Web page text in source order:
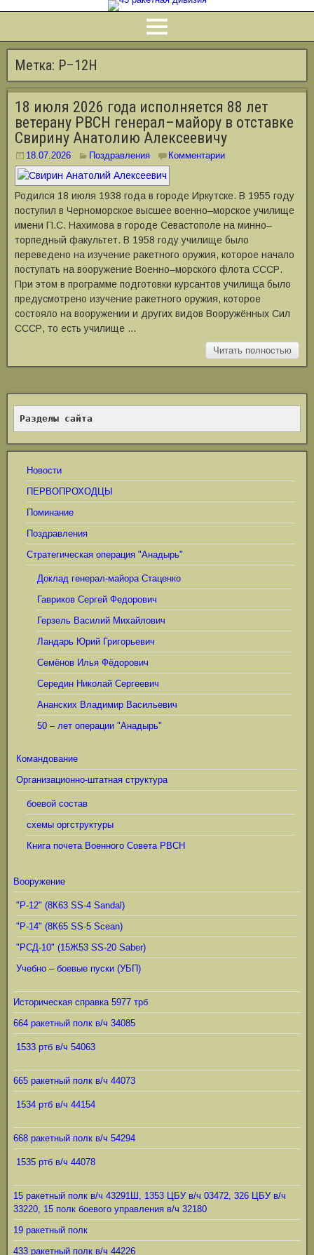
Метка: Р–12Н
18 июля 2026 года исполняется 88 лет
ветерану РВСН генерал–майору в отставке
Свирину Анатолию Алексеевичу
18.07.2026 Поздравления Комментарии
Родился 18 июля 1938 года в городе Иркутске. В 1955 году
поступил в Черноморское высшее военно–морское училище
имени П.С. Нахимова в городе Севастополе на минно–
торпедный факультет. В 1958 году училище было
переведено на изучение ракетного оружия, которое начало
поступать на вооружение Военно–морского флота СССР.
При этом в программе подготовки курсантов училища было
предусмотрено изучение ракетного оружия, которое
состояло на вооружении и других видов Вооружённых Сил
СССР, то есть училище …
Читать полностью
Разделы сайта
Новости
ПЕРВОПРОХОДЦЫ
Поминание
Поздравления
Стратегическая операция "Анадырь"
Доклад генерал-майора Стаценко
Гавриков Сергей Федорович
Герзель Василий Михайлович
Ландарь Юрий Григорьевич
Семёнов Илья Фёдорович
Середин Николай Сергеевич
Ананских Владимир Васильевич
50 – лет операции "Анадырь"
Командование
Организационно-штатная структура
боевой состав
схемы оргструктуры
Книга почета Военного Совета РВСН
Вооружение
"Р-12" (8К63 SS-4 Sandal)
"Р-14" (8К65 SS-5 Scean)
"РСД-10" (15Ж53 SS-20 Saber)
Учебно – боевые пуски (УБП)
Историческая справка 5977 трб
664 ракетный полк в/ч 34085
1533 ртб в/ч 54063
665 ракетный полк в/ч 44073
1534 ртб в/ч 44154
668 ракетный полк в/ч 54294
1535 ртб в/ч 44078
15 ракетный полк в/ч 43291Ш, 1353 ЦБУ в/ч 03472, 326 ЦБУ в/ч
33220, 15 полк боевого управления в/ч 32180
19 ракетный полк
433 ракетный полк в/ч 44226